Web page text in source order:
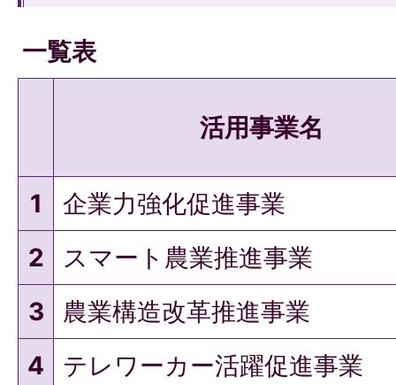
一覧表
活用事業名
1
企業力強化促進事業
2
スマート農業推進事業
3
農業構造改革推進事業
4
テレワーカー活躍促進事業